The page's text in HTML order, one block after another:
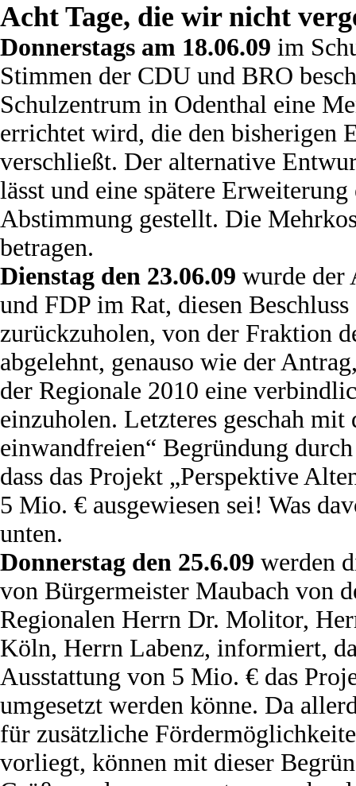
Acht Tage, die wir nicht
Donnerstags am 18.06.09 im
Stimmen der CDU und BRO
Schulzentrum in Odenthal eine
errichtet wird, die den bisherigen
verschließt. Der alternative
lässt und eine spätere
Abstimmung gestellt. Die
betragen.
Dienstag den 23.06.09 wurde der
und FDP im Rat, diesen Beschluss
zurückzuholen, von der Fraktion
abgelehnt, genauso wie der
der Regionale 2010 eine
einzuholen. Letzteres geschah
einwandfreien“ Begründung
dass das Projekt „Perspektive
5 Mio. € ausgewiesen sei! Was
unten.
Donnerstag den 25.6.09 werden
von Bürgermeister Maubach von
Regionalen Herrn Dr. Molitor,
Köln, Herrn Labenz, informiert,
Ausstattung von 5 Mio. € das
umgesetzt werden könne. Da
für zusätzliche
vorliegt, können mit dieser